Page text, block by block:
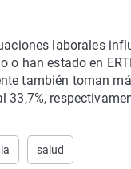
laborales
o han estado en
también toman
33,7%,
salud